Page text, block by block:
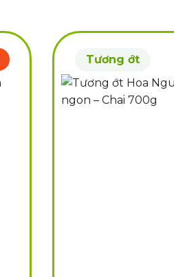
Tương ớt